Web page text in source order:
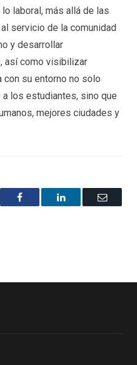
laboral, más allá de las
servicio de la comunidad
y desarrollar
así como visibilizar
con su entorno no solo
los estudiantes, sino que
mejores ciudades y
Facebook LinkedIn Email